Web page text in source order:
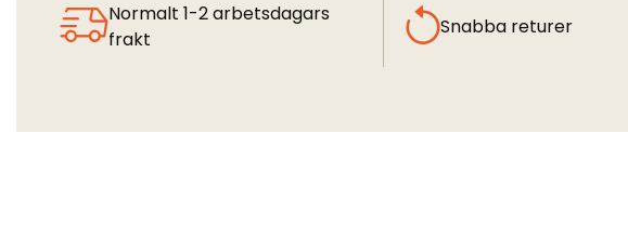
Normalt 1-2 arbetsdagars
frakt
Snabba returer